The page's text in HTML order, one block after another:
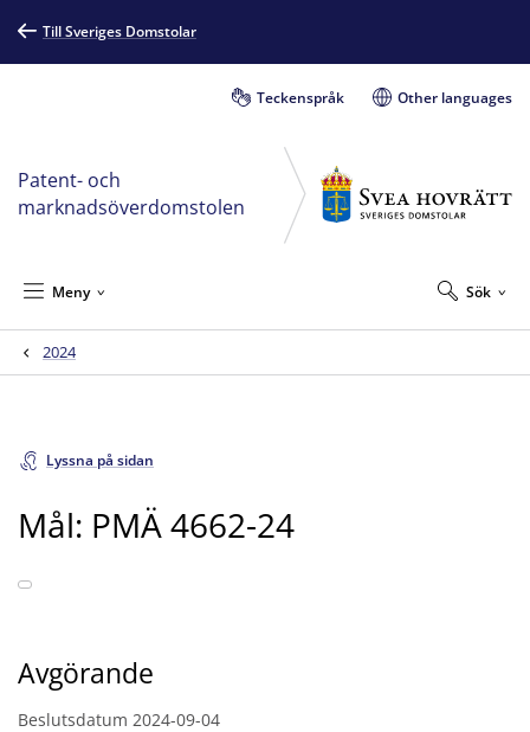
Till Sveriges Domstolar
Teckenspråk Other languages
Patent- och
marknadsöverdomstolen
Sök
Meny
2024
Lyssna på sidan
Mål: PMÄ 4662-24
Avgörande
Beslutsdatum 2024-09-04